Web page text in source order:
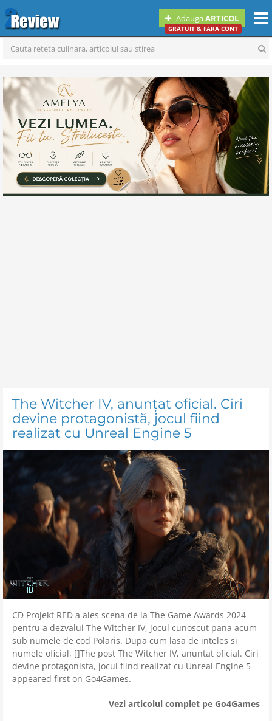
AdaugaARTICOL
GRATUIT & FARA CONT
The Witcher IV, anunțat oficial. Ciri
devine protagonistă, jocul fiind
realizat cu Unreal Engine 5
CD Projekt RED a ales scena de la The Game Awards 2024
pentru a dezvalui The Witcher IV, jocul cunoscut pana acum
sub numele de cod Polaris. Dupa cum lasa de inteles si
numele oficial, []The post The Witcher IV, anuntat oficial. Ciri
devine protagonista, jocul fiind realizat cu Unreal Engine 5
appeared first on Go4Games.
Vezi articolul complet pe Go4Games